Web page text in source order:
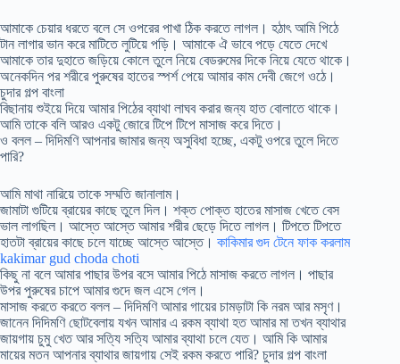
আমাকে চেয়ার ধরতে বলে সে ওপরের পাখা ঠিক করতে লাগল। হঠাৎ আমি পিঠে
টান লাগার ভান করে মাটিতে লুটিয়ে পড়ি। আমাকে ঐ ভাবে পড়ে যেতে দেখে
আমাকে তার দুহাতে জড়িয়ে কোলে তুলে নিয়ে বেডরুমের দিকে নিয়ে যেতে থাকে।
অনেকদিন পর শরীরে পুরুষের হাতের স্পর্শ পেয়ে আমার কাম দেবী জেগে ওঠে।
চুদার গল্প বাংলা
বিছানায় শুইয়ে দিয়ে আমার পিঠের ব্যাথা লাঘব করার জন্য হাত বোলাতে থাকে।
আমি তাকে বলি আরও একটু জোরে টিপে টিপে মাসাজ করে দিতে।
ও বলল – দিদিমণি আপনার জামার জন্য অসুবিধা হচ্ছে, একটু ওপরে তুলে দিতে
পারি?
আমি মাথা নারিয়ে তাকে সম্মতি জানালাম।
জামাটা গুটিয়ে ব্রায়ের কাছে তুলে দিল। শক্ত পোক্ত হাতের মাসাজ খেতে বেস
ভাল লাগছিল। আস্তে আস্তে আমার শরীর ছেড়ে দিতে লাগল। টিপতে টিপতে
হাতটা ব্রায়ের কাছে চলে যাচ্ছে আস্তে আস্তে। কাকিমার গুদ টেনে ফাক করলাম
kakimar gud choda choti
কিছু না বলে আমার পাছার উপর বসে আমার পিঠে মাসাজ করতে লাগল। পাছার
উপর পুরুষের চাপে আমার গুদে জল এসে গেল।
মাসাজ করতে করতে বলল – দিদিমণি আমার গায়ের চামড়াটা কি নরম আর মসৃণ।
জানেন দিদিমণি ছোটবেলায় যখন আমার এ রকম ব্যাথা হত আমার মা তখন ব্যাথার
জায়গায় চুমু খেত আর সত্যি সত্যি আমার ব্যাথা চলে যেত। আমি কি আমার
মায়ের মতন আপনার ব্যাথার জায়গায় সেই রকম করতে পারি? চুদার গল্প বাংলা